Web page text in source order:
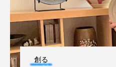
ロックシュリンプ ワ
ワタカ ワニ
創る